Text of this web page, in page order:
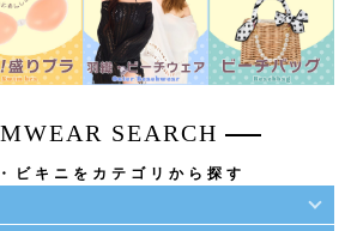
SEARCH
ビキニをカテゴリから探す